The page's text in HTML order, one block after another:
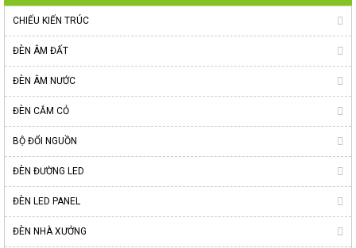
CHIẾU KIẾN TRÚC
ĐÈN ÂM ĐẤT
ĐÈN ÂM NƯỚC
ĐÈN CẮM CỎ
BỘ ĐỔI NGUỒN
ĐÈN ĐƯỜNG LED
ĐÈN LED PANEL
ĐÈN NHÀ XƯỞNG